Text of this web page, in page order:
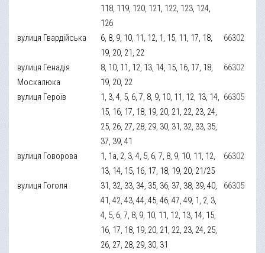
118, 119, 120, 121, 122, 123, 124,
126
вулиця Гвардійська
6, 8, 9, 10, 11, 12, 1, 15, 11, 17, 18,
19, 20, 21, 22
66302
вулиця Генадія
Москалюка
8, 10, 11, 12, 13, 14, 15, 16, 17, 18,
19, 20, 22
66302
вулиця Героїв
1, 3, 4, 5, 6, 7, 8, 9, 10, 11, 12, 13, 14,
15, 16, 17, 18, 19, 20, 21, 22, 23, 24,
25, 26, 27, 28, 29, 30, 31, 32, 33, 35,
37, 39, 41
66305
вулиця Говорова
1, 1а, 2, 3, 4, 5, 6, 7, 8, 9, 10, 11, 12,
13, 14, 15, 16, 17, 18, 19, 20, 21/25
66302
вулиця Гоголя
31, 32, 33, 34, 35, 36, 37, 38, 39, 40,
41, 42, 43, 44, 45, 46, 47, 49, 1, 2, 3,
4, 5, 6, 7, 8, 9, 10, 11, 12, 13, 14, 15,
16, 17, 18, 19, 20, 21, 22, 23, 24, 25,
26, 27, 28, 29, 30, 31
66305